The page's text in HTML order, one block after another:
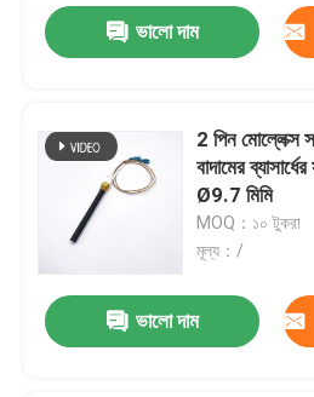
জমা দিন
ভালো দাম
2 পিন মোল্লেক্স
বাদামের
Ø9.7 মিমি
MOQ：১০ টুকরা
মূল্য：/
ভালো দাম